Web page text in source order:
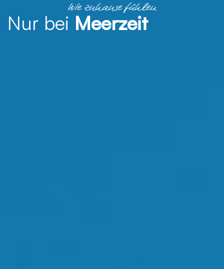
Wie zuhause fühlen
Nur bei Meerzeit